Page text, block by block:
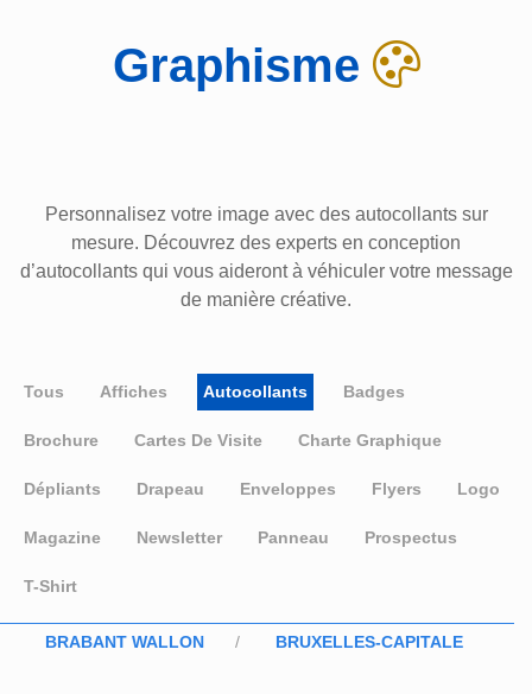
Graphisme
Personnalisez votre image avec des autocollants sur
mesure. Découvrez des experts en conception
d’autocollants qui vous aideront à véhiculer votre message
de manière créative.
Tous Affiches Autocollants Badges
Brochure Cartes De Visite Charte Graphique
Dépliants Drapeau Enveloppes Flyers Logo
Magazine Newsletter Panneau Prospectus
T-Shirt
BRABANT WALLON BRUXELLES-CAPITALE